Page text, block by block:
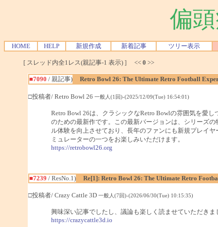
偏
HOME HELP 新規作成 新着記事 ツリー表示
[ スレッド内全1レス(親記事-1 表示) ] << 0 >>
■7090 / 親記事) Retro Bowl 26: The Ultimate Retro Football
□投稿者/ Retro Bowl 26 一般人(1回)-(2025/12/09(Tue) 16:54:01)
Retro Bowl 26は、クラシックなRetro Bowlの雰囲気を愛
のための最新作です。この最新バージョンは、シリーズ
ル体験を向上させており、長年のファンにも新規プレイ
ミュレーターの一つをお楽しみいただけます。
https://retrobowl26.org
■7239 / ResNo.1) Re[1]: Retro Bowl 26: The Ultimate Retro
□投稿者/ Crazy Cattle 3D 一般人(7回)-(2026/06/30(Tue) 10:15:35)
興味深い記事でしたし、議論も楽しく読ませていただき
https://crazycattle3d.io